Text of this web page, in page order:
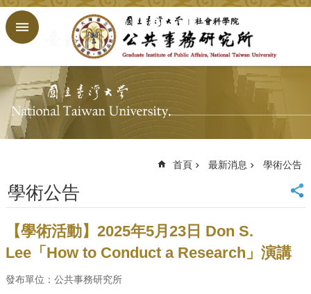
跳到主要內容區塊
搜
尋
回
首
頁
頁
站
導
覽
English
首頁 最新消息 學術公告
學術公告
【學術活動】2025年5月23日 Don S.
Lee「How to Conduct a Research」演講
發布單位：公共事務研究所